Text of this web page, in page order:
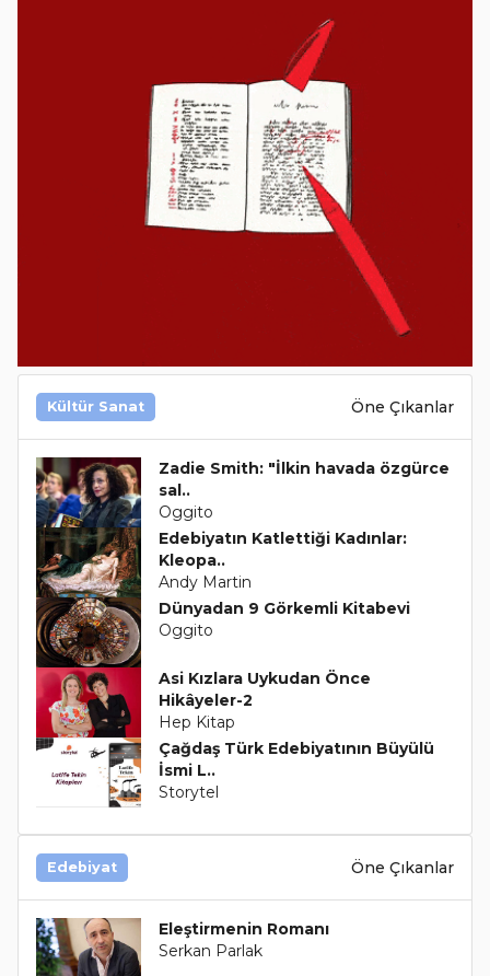
Kültür Sanat Öne Çıkanlar
Zadie Smith: "İlkin havada özgürce
sal..
Oggito
Edebiyatın Katlettiği Kadınlar:
Kleopa..
Andy Martin
Dünyadan 9 Görkemli Kitabevi
Oggito
Asi Kızlara Uykudan Önce
Hikâyeler-2
Hep Kitap
Çağdaş Türk Edebiyatının Büyülü
İsmi L..
Storytel
Edebiyat Öne Çıkanlar
Eleştirmenin Romanı
Serkan Parlak